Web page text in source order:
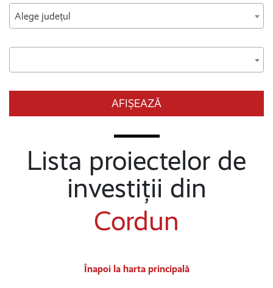
Alege județul
AFIȘEAZĂ
Lista proiectelor de
investiții din
Cordun
Înapoi la harta principală